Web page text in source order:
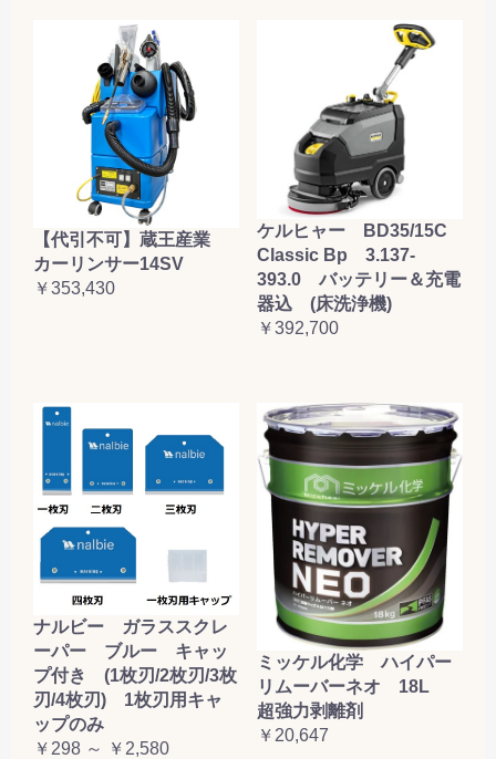
お買い物を続ける カートへ進む
【代引不可】蔵王産業
カーリンサー14SV
￥353,430
ケルヒャー BD35/15C
Classic Bp 3.137-
393.0 バッテリー＆充電
器込 (床洗浄機)
￥392,700
ナルビー ガラススクレ
ーパー ブルー キャッ
プ付き (1枚刃/2枚刃/3枚
刃/4枚刃) 1枚刃用キャ
ップのみ
￥298 ～ ￥2,580
ミッケル化学 ハイパー
リムーバーネオ 18L
超強力剥離剤
￥20,647